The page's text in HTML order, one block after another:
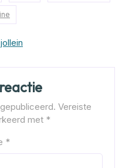
jollein
Vereiste
met *
*